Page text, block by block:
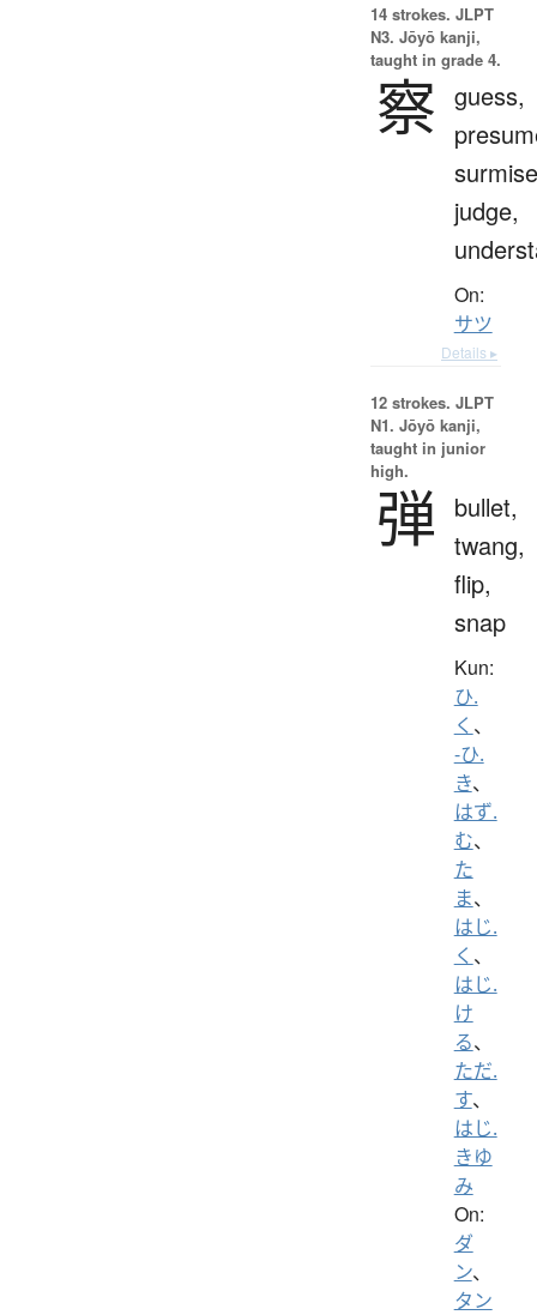
14 strokes. JLPT
N3. Jōyō kanji,
taught in grade 4.
察 guess,
judge,
On:
サツ
Details ▸
12 strokes. JLPT
N1. Jōyō kanji,
taught in junior
high.
弾
bullet,
twang,
flip,
snap
Kun:
ひ.
く 、
-ひ.
き、
はず.
む、
た
ま、
はじ.
く 、
はじ.
け
る、
ただ.
す、
はじ.
きゆ
み
On:
ダ
ン、
タン